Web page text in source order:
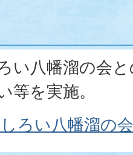
い八幡溜の会
等を実施。
ろい八幡溜の